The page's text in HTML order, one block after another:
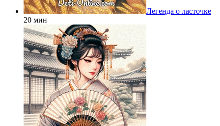
Легенда о ласточке
20 мин